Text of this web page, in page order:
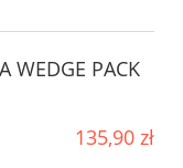
WEDGE PACK
135,90 zł